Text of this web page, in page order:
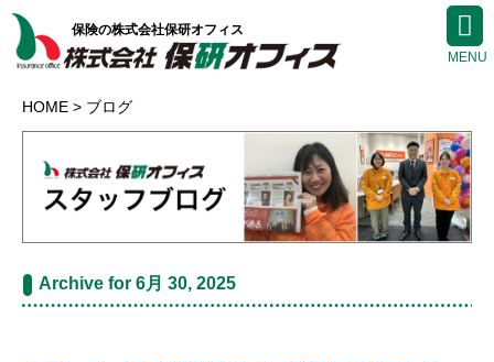
保険の株式会社保研オフィス
HOME ブログ
Archive for 6月 30, 2025